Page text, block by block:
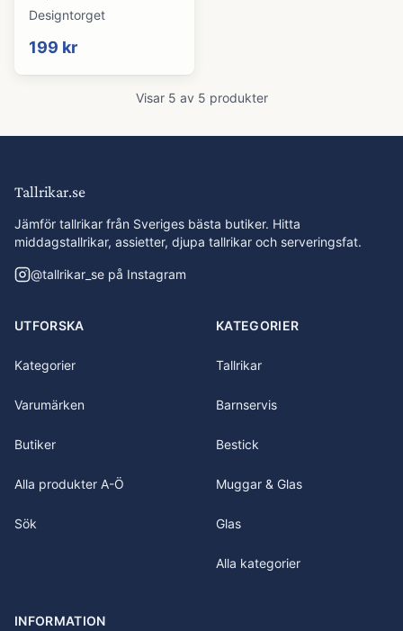
Designtorget
199 kr
Visar 5 av 5 produkter
Tallrikar.se
Jämför tallrikar från Sveriges bästa butiker. Hitta
middagstallrikar, assietter, djupa tallrikar och serveringsfat.
@tallrikar_se på Instagram
UTFORSKA
Kategorier
Varumärken
Butiker
Alla produkter A-Ö
Sök
KATEGORIER
Tallrikar
Barnservis
Bestick
Muggar & Glas
Glas
Alla kategorier
INFORMATION